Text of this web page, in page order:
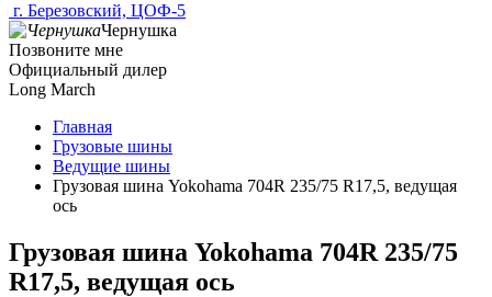
г. Березовский, ЦОФ-5
Чернушка
Позвоните мне
Официальный дилер
Long March
Главная
Грузовые шины
Ведущие шины
Грузовая шина Yokohama 704R 235/75 R17,5, ведущая
ось
Грузовая шина Yokohama 704R 235/75
R17,5, ведущая ось